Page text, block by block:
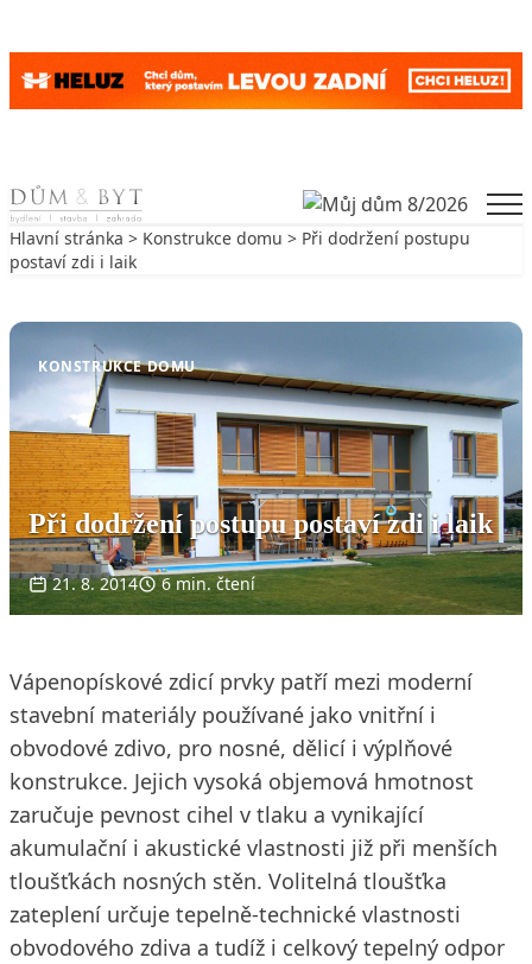
Skip to content
Hlavní stránka > Konstrukce domu > Při dodržení postupu
postaví zdi i laik
KONSTRUKCE DOMU
Při dodržení postupu postaví zdi i laik
21. 8. 2014 6 min. čtení
Vápenopískové zdicí prvky patří mezi moderní
stavební materiály používané jako vnitřní i
obvodové zdivo, pro nosné, dělicí i výplňové
konstrukce. Jejich vysoká objemová hmotnost
zaručuje pevnost cihel v tlaku a vynikající
akumulační i akustické vlastnosti již při menších
tloušťkách nosných stěn. Volitelná tloušťka
zateplení určuje tepelně-technické vlastnosti
obvodového zdiva a tudíž i celkový tepelný odpor